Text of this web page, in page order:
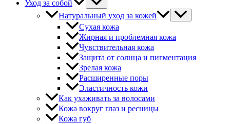
Уход за собой
Натуральный уход за кожей
Сухая кожа
Жирная и проблемная кожа
Чувствительная кожа
Защита от солнца и пигментация
Зрелая кожа
Расширенные поры
Эластичность кожи
Как ухаживать за волосами
Кожа вокруг глаз и ресницы
Кожа губ